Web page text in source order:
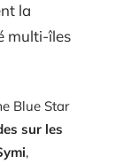
la
multi-îles
Blue Star
sur les
,